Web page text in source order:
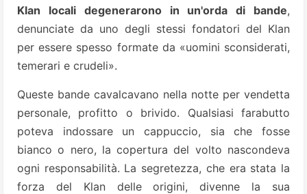
Klan locali degenerarono in un'orda di bande,
denunciate da uno degli stessi fondatori del Klan
per essere spesso formate da «uomini sconsiderati,
temerari e crudeli».
Queste bande cavalcavano nella notte per vendetta
personale, profitto o brivido. Qualsiasi farabutto
poteva indossare un cappuccio, sia che fosse
bianco o nero, la copertura del volto nascondeva
ogni responsabilità. La segretezza, che era stata la
forza del Klan delle origini, divenne la sua